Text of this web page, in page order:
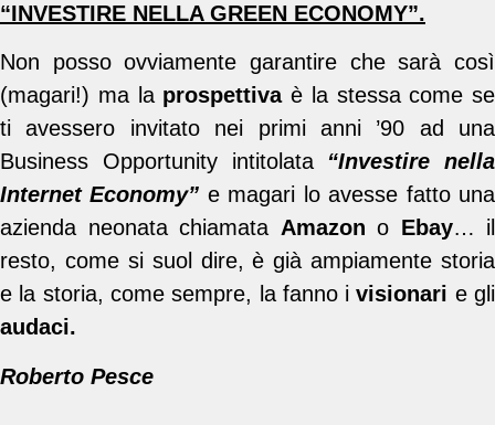
“INVESTIRE NELLA GREEN ECONOMY”.
Non posso ovviamente garantire che sarà così
(magari!) ma la prospettivaè la stessa come se
ti avessero invitato nei primi anni ’90 ad una
Business Opportunity intitolata “Investire nella
Internet Economy” e magari lo avesse fatto una
azienda neonata chiamata Amazon o Ebay… il
resto, come si suol dire, è già ampiamente storia
e la storia, come sempre, la fanno ivisionari e gli
audaci.
Roberto Pesce